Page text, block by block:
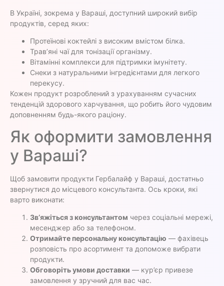
В Україні, зокрема у Вараші, доступний широкий вибір
продуктів, серед яких:
Протеїнові коктейлі з високим вмістом білка.
Трав’яні чаї для тонізації організму.
Вітамінні комплекси для підтримки імунітету.
Снеки з натуральними інгредієнтами для легкого
перекусу.
Кожен продукт розроблений з урахуванням сучасних
тенденцій здорового харчування, що робить його чудовим
доповненням будь-якого раціону.
Як оформити замовлення
у Вараші?
Щоб замовити продукти Гербалайф у Вараші, достатньо
звернутися до місцевого консультанта. Ось кроки, які
варто виконати:
Зв’яжіться з консультантом через соціальні мережі,
месенджер або за телефоном.
Отримайте персональну консультацію — фахівець
розповість про асортимент та допоможе вибрати
продукти.
Обговоріть умови доставки — кур’єр привезе
замовлення у зручний для вас час.